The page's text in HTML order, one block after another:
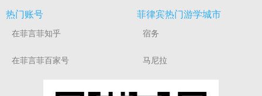
热门账号
在菲言菲知乎
在菲言菲百家号
菲律宾热门游学城市
宿务
马尼拉